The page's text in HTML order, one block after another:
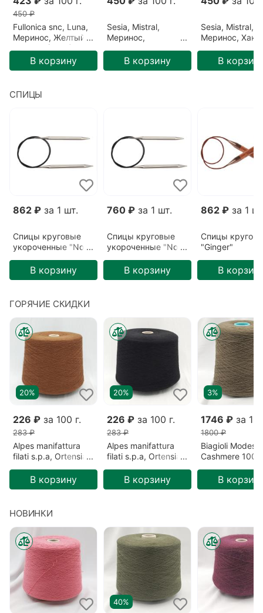
450 ₽
Fullonica snc, Luna,
Меринос, Желтый/
Мимоза (5617)
В корзину
Sesia, Mistral,
Меринос,
Темный шоколад
(0770-1)
В корзину
Sesia, Mistral,
Меринос, Хаки/
(2064-2)
В
СПИЦЫ
862 ₽ за 1 шт.
Спицы круговые
укороченные "Nova
5,5мм/40см
В корзину
760 ₽ за 1 шт.
Спицы круговые
укороченные "Nova
3,75мм/40см
В корзину
862 ₽ за 1
Спицы
"Ginger"
В
ГОРЯЧИЕ СКИДКИ
20%
226 ₽ за 100 г.
283 ₽
Alpes manifattura
filati s.p.a, Ortensia,
Коричневый/Сигара
(2193)
В корзину
20%
226 ₽ за 100 г.
283 ₽
Alpes manifattura
filati s.p.a, Ortensia,
Черный/Безлунная
ночь (00836)
В корзину
3%
1746 ₽ за
1800 ₽
Biagioli
Cashmere
Готика
В
НОВИНКИ
40%